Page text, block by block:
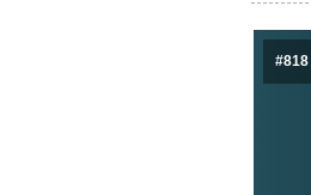
#818